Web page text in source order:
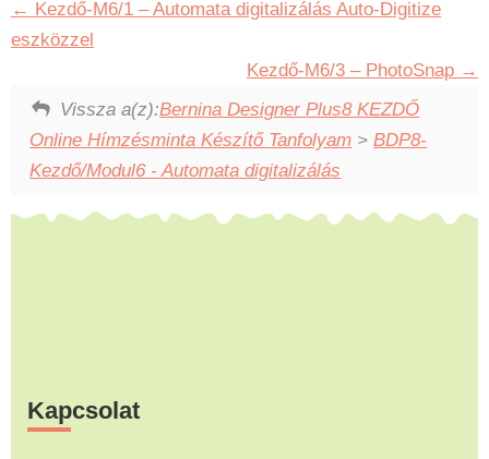
Kezdő-M6/1 – Automata digitalizálás Auto-Digitize
eszközzel
Kezdő-M6/3 – PhotoSnap
Vissza a(z):Bernina Designer Plus8 KEZDŐ
Online Hímzésminta Készítő Tanfolyam >BDP8-
Kezdő/Modul6 - Automata digitalizálás
Kapcsolat